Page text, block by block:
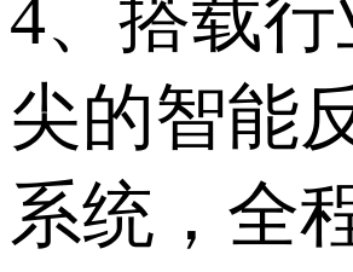
4、搭载行
尖的智能
系统，全